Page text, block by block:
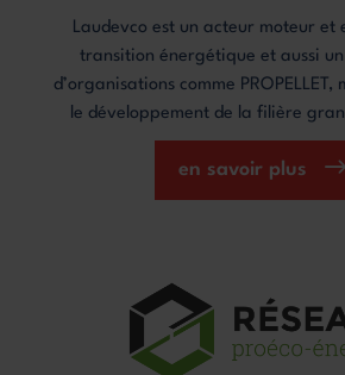
Laudevco est un acteur moteur et
transition énergétique et aussi
d’organisations comme
le développement de la filière
en savoir plus